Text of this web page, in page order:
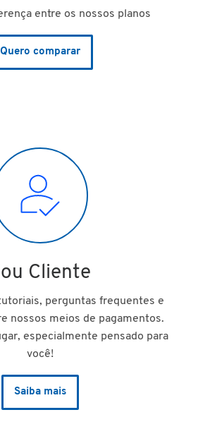
entre os nossos planos
Quero comparar
Cliente
perguntas frequentes e
nossos meios de pagamentos.
especialmente pensado para
você!
Saiba mais